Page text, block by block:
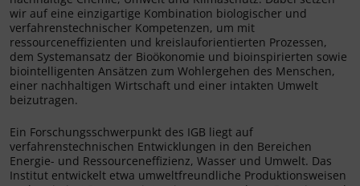
wir auf eine einzigartige Kombination biologischer und
verfahrenstechnischer Kompetenzen, um mit
ressourceneffizienten und kreislauforientierten Prozessen,
dem Systemansatz der Bioökonomie und bioinspirierten sowie
biointelligenten Ansätzen zum Wohlergehen des Menschen,
einer nachhaltigen Wirtschaft und einer intakten Umwelt
beizutragen.
Ein Forschungsschwerpunkt des IGB liegt auf
verfahrenstechnischen Entwicklungen in den Bereichen
Energie- und Ressourceneffizienz, Wasser und Umwelt. Das
Institut entwickelt etwa umweltfreundliche Produktionsweisen